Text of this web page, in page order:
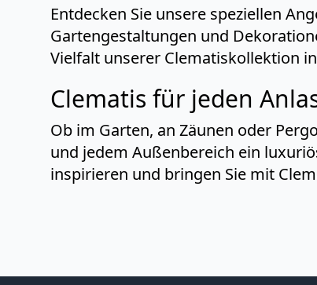
Entdecken Sie unsere speziellen
Gartengestaltungen und
Vielfalt unserer Clematiskollektion
Clematis für jeden
Ob im Garten, an Zäunen oder
und jedem Außenbereich ein
inspirieren und bringen Sie mit